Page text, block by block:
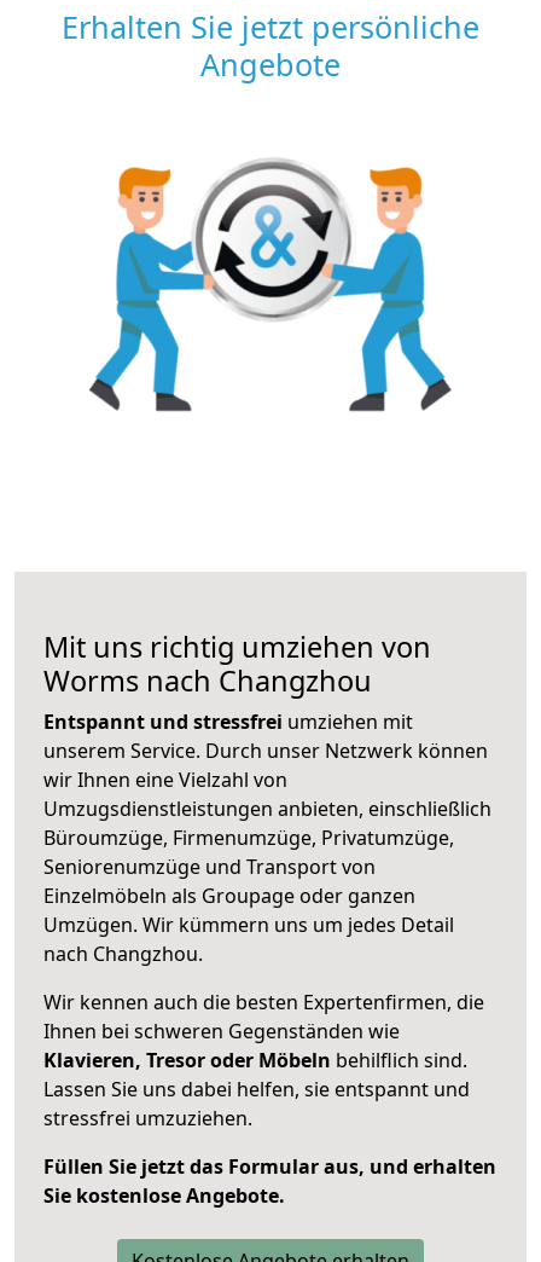
Erhalten Sie jetzt persönliche
Angebote
Mit uns richtig umziehen von
Worms nach Changzhou
Entspannt und stressfrei umziehen mit
unserem Service. Durch unser Netzwerk können
wir Ihnen eine Vielzahl von
Umzugsdienstleistungen anbieten, einschließlich
Büroumzüge, Firmenumzüge, Privatumzüge,
Seniorenumzüge und Transport von
Einzelmöbeln als Groupage oder ganzen
Umzügen. Wir kümmern uns um jedes Detail
nach Changzhou.
Wir kennen auch die besten Expertenfirmen, die
Ihnen bei schweren Gegenständen wie
Klavieren, Tresor oder Möbeln behilflich sind.
Lassen Sie uns dabei helfen, sie entspannt und
stressfrei umzuziehen.
Füllen Sie jetzt das Formular aus, und erhalten
Sie kostenlose Angebote.